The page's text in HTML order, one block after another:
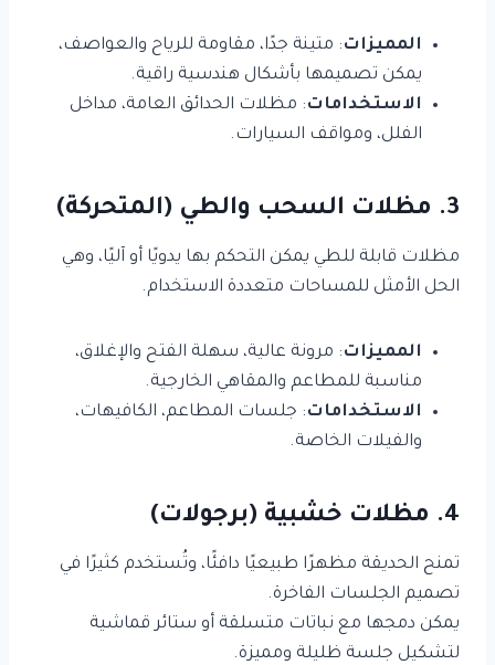
المميزات: متينة جدًا، مقاومة للرياح والعواصف،
يمكن تصميمها بأشكال هندسية راقية.
الاستخدامات: مظلات الحدائق العامة، مداخل
الفلل، ومواقف السيارات.
3. مظلات السحب والطي (المتحركة)
مظلات قابلة للطي يمكن التحكم بها يدويًا أو آليًا، وهي
الحل الأمثل للمساحات متعددة الاستخدام.
المميزات: مرونة عالية، سهلة الفتح والإغلاق،
مناسبة للمطاعم والمقاهي الخارجية.
الاستخدامات: جلسات المطاعم، الكافيهات،
والفيلات الخاصة.
4. مظلات خشبية (برجولات)
تمنح الحديقة مظهرًا طبيعيًا دافئًا، وتُستخدم كثيرًا في
تصميم الجلسات الفاخرة.
يمكن دمجها مع نباتات متسلقة أو ستائر قماشية
لتشكيل جلسة ظليلة ومميزة.